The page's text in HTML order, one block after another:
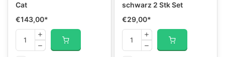
Cat
€143,00*
schwarz 2 Stk Set
€29,00*